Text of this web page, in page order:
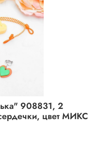
908831, 2
цвет МИКС